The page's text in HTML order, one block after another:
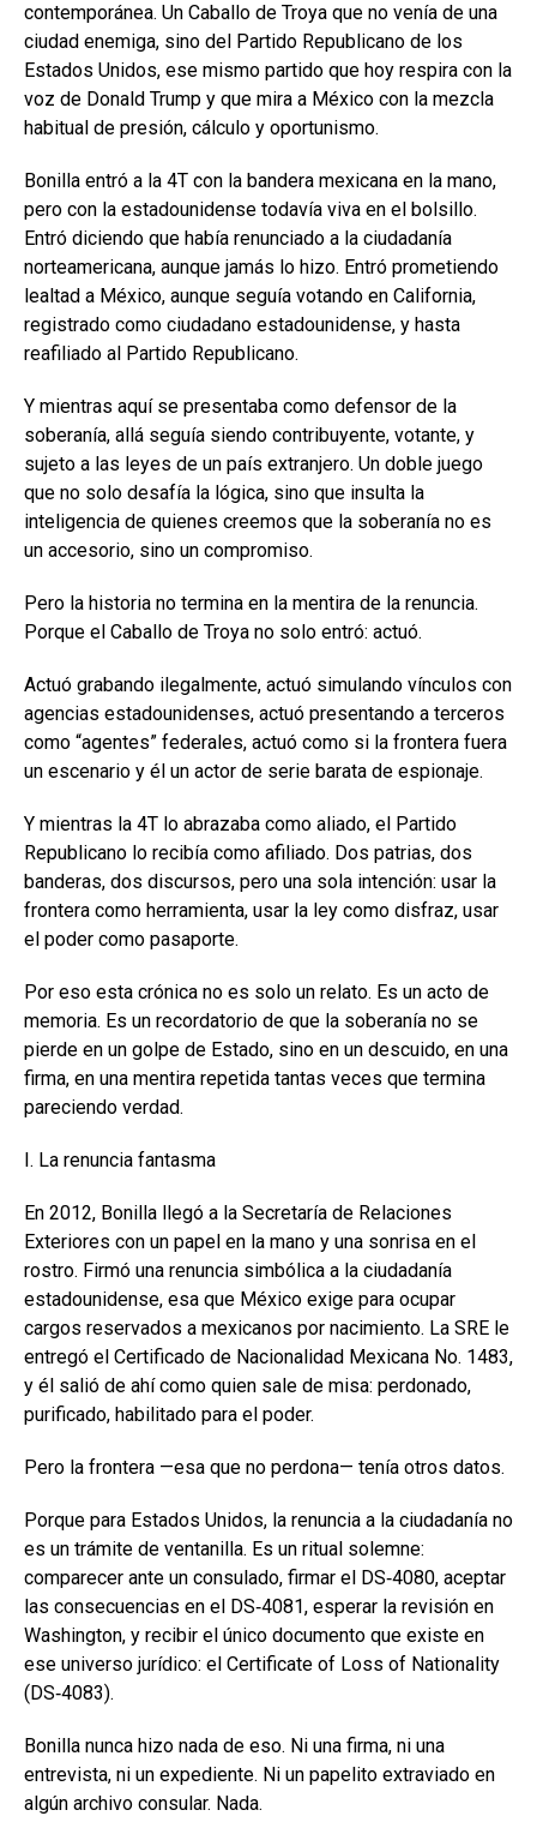
contemporánea. Un Caballo de Troya que no venía de una
ciudad enemiga, sino del Partido Republicano de los
Estados Unidos, ese mismo partido que hoy respira con la
voz de Donald Trump y que mira a México con la mezcla
habitual de presión, cálculo y oportunismo.
Bonilla entró a la 4T con la bandera mexicana en la mano,
pero con la estadounidense todavía viva en el bolsillo.
Entró diciendo que había renunciado a la ciudadanía
norteamericana, aunque jamás lo hizo. Entró prometiendo
lealtad a México, aunque seguía votando en California,
registrado como ciudadano estadounidense, y hasta
reafiliado al Partido Republicano.
Y mientras aquí se presentaba como defensor de la
soberanía, allá seguía siendo contribuyente, votante, y
sujeto a las leyes de un país extranjero. Un doble juego
que no solo desafía la lógica, sino que insulta la
inteligencia de quienes creemos que la soberanía no es
un accesorio, sino un compromiso.
Pero la historia no termina en la mentira de la renuncia.
Porque el Caballo de Troya no solo entró: actuó.
Actuó grabando ilegalmente, actuó simulando vínculos con
agencias estadounidenses, actuó presentando a terceros
como “agentes” federales, actuó como si la frontera fuera
un escenario y él un actor de serie barata de espionaje.
Y mientras la 4T lo abrazaba como aliado, el Partido
Republicano lo recibía como afiliado. Dos patrias, dos
banderas, dos discursos, pero una sola intención: usar la
frontera como herramienta, usar la ley como disfraz, usar
el poder como pasaporte.
Por eso esta crónica no es solo un relato. Es un acto de
memoria. Es un recordatorio de que la soberanía no se
pierde en un golpe de Estado, sino en un descuido, en una
firma, en una mentira repetida tantas veces que termina
pareciendo verdad.
I. La renuncia fantasma
En 2012, Bonilla llegó a la Secretaría de Relaciones
Exteriores con un papel en la mano y una sonrisa en el
rostro. Firmó una renuncia simbólica a la ciudadanía
estadounidense, esa que México exige para ocupar
cargos reservados a mexicanos por nacimiento. La SRE le
entregó el Certificado de Nacionalidad Mexicana No. 1483,
y él salió de ahí como quien sale de misa: perdonado,
purificado, habilitado para el poder.
Pero la frontera —esa que no perdona— tenía otros datos.
Porque para Estados Unidos, la renuncia a la ciudadanía no
es un trámite de ventanilla. Es un ritual solemne:
comparecer ante un consulado, firmar el DS‑4080, aceptar
las consecuencias en el DS‑4081, esperar la revisión en
Washington, y recibir el único documento que existe en
ese universo jurídico: el Certificate of Loss of Nationality
(DS‑4083).
Bonilla nunca hizo nada de eso. Ni una firma, ni una
entrevista, ni un expediente. Ni un papelito extraviado en
algún archivo consular. Nada.